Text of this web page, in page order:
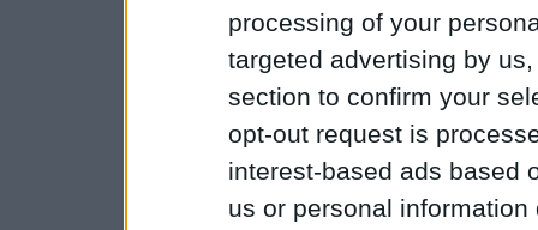
processing of your
targeted advertising by
section to confirm your
opt-out request is
interest-based ads based
us or personal